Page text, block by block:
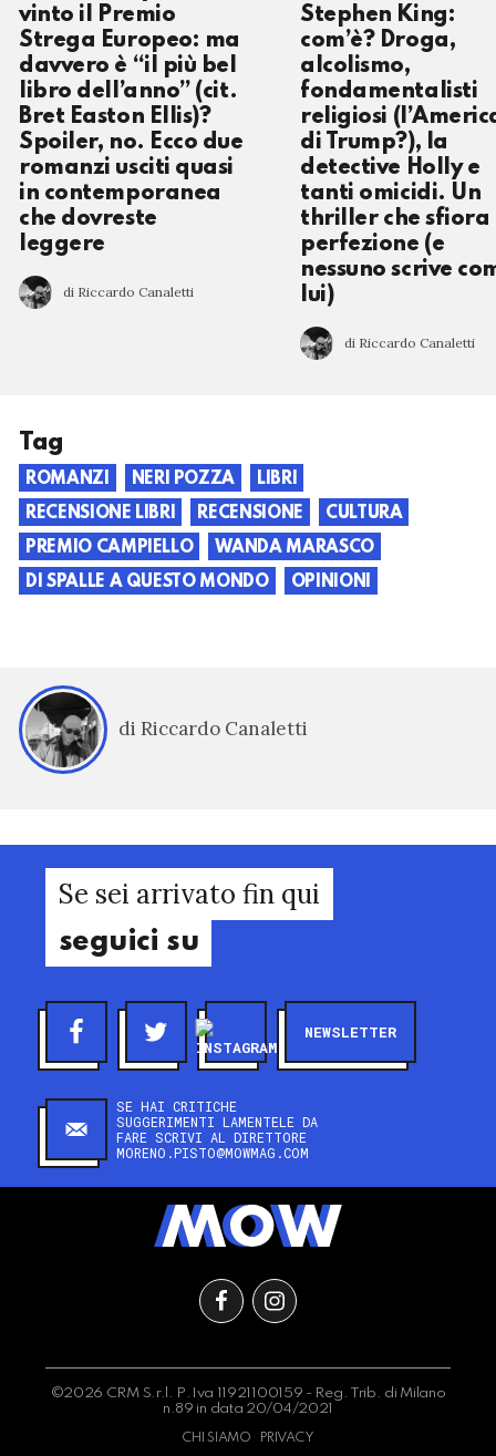
vinto il Premio
Strega Europeo: ma
davvero è “il più bel
libro dell’anno” (cit.
Bret Easton Ellis)?
Spoiler, no. Ecco due
romanzi usciti quasi
in contemporanea
che dovreste
leggere
di Riccardo Canaletti
Stephen King:
com’è? Droga,
alcolismo,
fondamentalisti
religiosi
di Trump?), la
detective Holly e
tanti omicidi. Un
thriller che sfiora
perfezione (e
nessuno scrive
lui)
di Riccardo Canaletti
Tag
ROMANZI NERI POZZA
LIBRI
RECENSIONE LIBRI
RECENSIONE
CULTURA
PREMIO CAMPIELLO
WANDA MARASCO
DI SPALLE A QUESTO MONDO
OPINIONI
di Riccardo Canaletti
Se sei arrivato fin qui
seguici su
NEWSLETTER
SE HAI CRITICHE
SUGGERIMENTI LAMENTELE DA
FARE SCRIVI AL DIRETTORE
MORENO.PISTO@MOWMAG.COM
©2026 CRM S.r.l. P.Iva 11921100159 - Reg. Trib. di Milano
n.89 in data 20/04/2021
CHI SIAMO PRIVACY